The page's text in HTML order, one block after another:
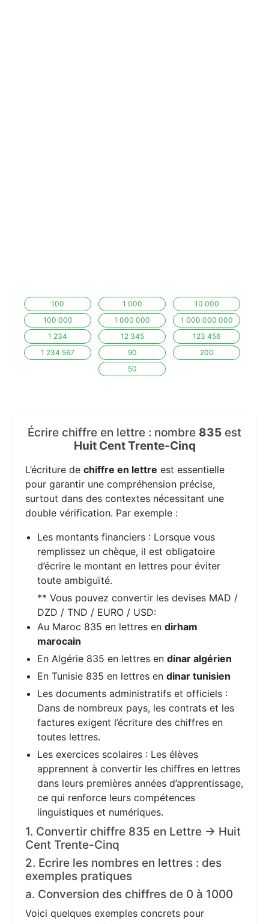
100 1 000
10 000
100 000
1 000 000
1 000 000 000
1 234
12 345
123 456
1 234 567
90
200
50
Écrire chiffre en lettre : nombre 835 est
Huit Cent Trente-Cinq
L’écriture dechiffre en lettre est essentielle
pour garantir une compréhension précise,
surtout dans des contextes nécessitant une
double vérification. Par exemple :
Les montants financiers : Lorsque vous
remplissez un chèque, il est obligatoire
d’écrire le montant en lettres pour éviter
toute ambiguïté.
** Vous pouvez convertir les devises MAD /
DZD / TND / EURO / USD:
Au Maroc 835 en lettres endirham
marocain
En Algérie 835 en lettres endinar algérien
En Tunisie 835 en lettres endinar tunisien
Les documents administratifs et officiels :
Dans de nombreux pays, les contrats et les
factures exigent l’écriture des chiffres en
toutes lettres.
Les exercices scolaires : Les élèves
apprennent à convertir les chiffres en lettres
dans leurs premières années d’apprentissage,
ce qui renforce leurs compétences
linguistiques et numériques.
1. Convertir chiffre 835 en Lettre → Huit
Cent Trente-Cinq
2. Ecrire les nombres en lettres : des
exemples pratiques
a. Conversion des chiffres de 0 à 1000
Voici quelques exemples concrets pour